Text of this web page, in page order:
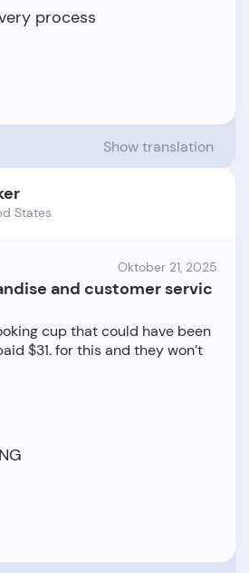
process
Show translation
States
Oktober 21, 2025
and customer servic
cup that could have been
$31. for this and they won’t